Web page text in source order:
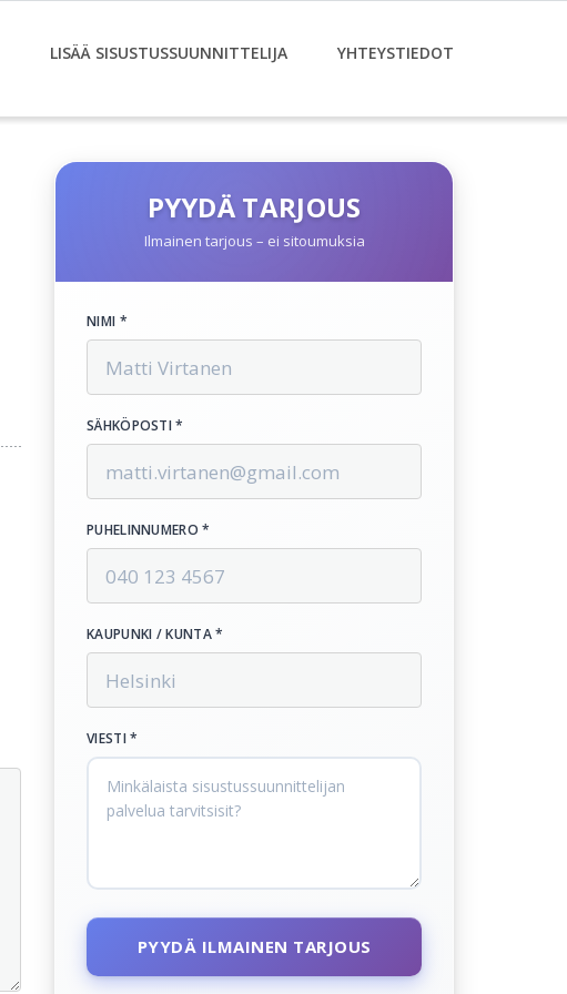
LISÄÄ SISUSTUSSUUNNITTELIJA YHTEYSTIEDOT
PYYDÄ TARJOUS
Ilmainen tarjous – ei sitoumuksia
NIMI *
SÄHKÖPOSTI *
PUHELINNUMERO *
KAUPUNKI / KUNTA *
VIESTI *
PYYDÄ ILMAINEN TARJOUS